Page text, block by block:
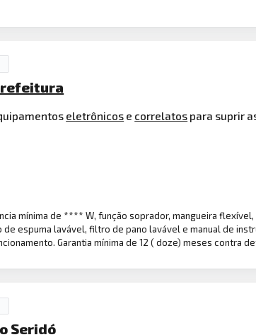
eletrônicos e correlatos para suprir
mínima de **** W, função soprador, mangueira
espuma lavável, filtro de pano lavável e manual de
Garantia mínima de 12 ( doze) meses contra
Seridó